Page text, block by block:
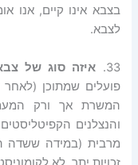
בצבא אינו קיים, אנו
לצבא.
33. איזה סוג של
פועלים שמתוכן (לאחר
המשרת אך ורק
והנצלנים
מרבית (במידה ששדה